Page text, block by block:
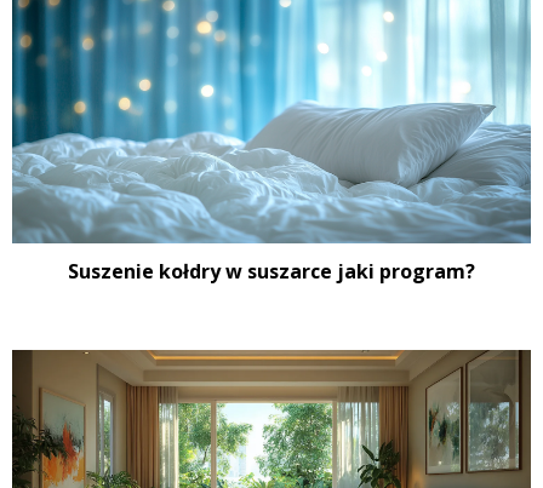
Suszenie kołdry w suszarce jaki program?